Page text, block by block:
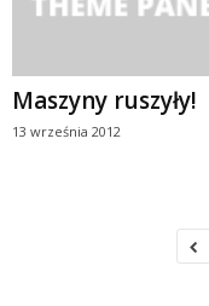
Maszyny ruszyły!
13 września 2012